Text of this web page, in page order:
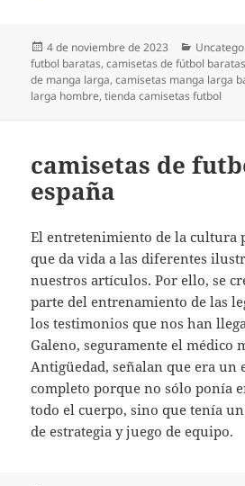
Publicado
el
4 de noviembre de 2023
futbol baratas,camisetas de fútbol
de manga larga,camisetas manga larga
larga hombre,tienda camisetas futbol
camisetas de
españa
El entretenimiento de la cultura
que da vida a las diferentes
nuestros artículos. Por ello, se
parte del entrenamiento de las
los testimonios que nos han
Galeno, seguramente el médico
Antigüedad, señalan que era un
completo porque no sólo ponía
todo el cuerpo, sino que tenía
de estrategia y juego de equipo.